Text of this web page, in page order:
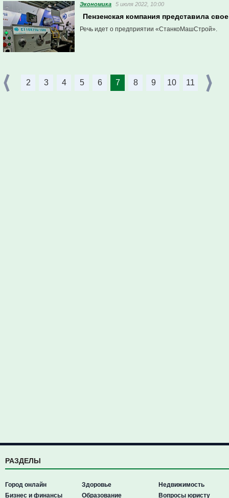
Экономика 5 июля 2022, 10:00
Пензенская компания представила
Речь идет о предприятии «СтанкоМашСтрой».
2 3 4 5 6 7 8 9 10 11
РАЗДЕЛЫ
Город онлайн
Бизнес и финансы
Здоровье
Образование
Недвижимость
Вопросы юристу